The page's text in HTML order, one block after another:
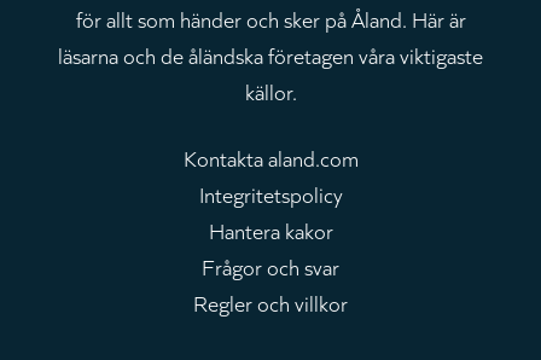
för allt som händer och sker på Åland. Här är
läsarna och de åländska företagen våra viktigaste
källor.
Kontakta aland.com
Integritetspolicy
Hantera kakor
Frågor och svar
Regler och villkor